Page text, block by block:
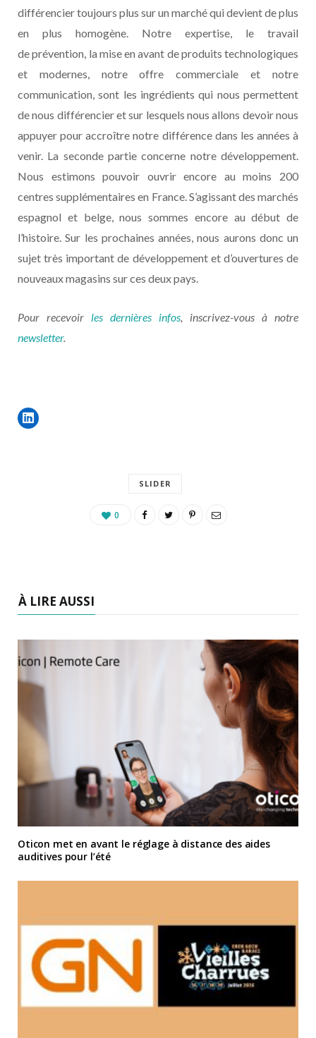
différencier toujours plus sur un marché qui devient de plus
en plus homogène. Notre expertise, le travail
de prévention, la mise en avant de produits technologiques
et modernes, notre offre commerciale et notre
communication, sont les ingrédients qui nous permettent
de nous différencier et sur lesquels nous allons devoir nous
appuyer pour accroître notre différence dans les années à
venir. La seconde partie concerne notre développement.
Nous estimons pouvoir ouvrir encore au moins 200
centres supplémentaires en France. S’agissant des marchés
espagnol et belge, nous sommes encore au début de
l’histoire. Sur les prochaines années, nous aurons donc un
sujet très important de développement et d’ouvertures de
nouveaux magasins sur ces deux pays.
Pour recevoir les dernières infos, inscrivez-vous à notre
newsletter.
SLIDER
0
À LIRE AUSSI
Oticon met en avant le réglage à distance des aides
auditives pour l’été